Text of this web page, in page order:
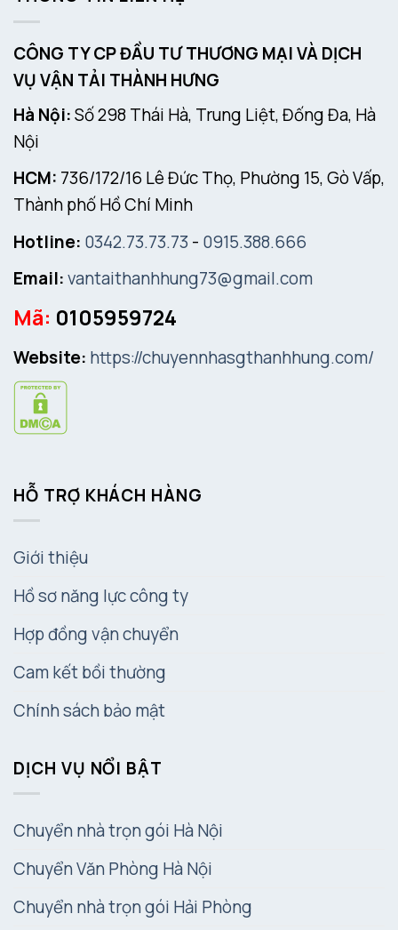
CÔNG TY CP ĐẦU TƯ THƯƠNG MẠI VÀ DỊCH
VỤ VẬN TẢI THÀNH HƯNG
Hà Nội:Số 298 Thái Hà, Trung Liệt, Đống Đa, Hà
Nội
HCM: 736/172/16 Lê Đức Thọ, Phường 15, Gò Vấp,
Thành phố Hồ Chí Minh
Hotline: 0342.73.73.73- 0915.388.666
Email:vantaithanhhung73@gmail.com
Mã: 0105959724
Website: https://chuyennhasgthanhhung.com/
HỖ TRỢ KHÁCH HÀNG
Giới thiệu
Hồ sơ năng lực công ty
Hợp đồng vận chuyển
Cam kết bồi thường
Chính sách bảo mật
DỊCH VỤ NỔI BẬT
Chuyển nhà trọn gói Hà Nội
Chuyển Văn Phòng Hà Nội
Chuyển nhà trọn gói Hải Phòng